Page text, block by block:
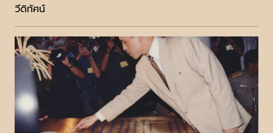
วีดิทัศน์